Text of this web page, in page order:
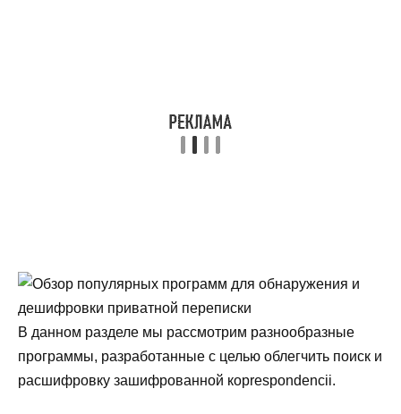
В данном разделе мы рассмотрим разнообразные
программы, разработанные с целью облегчить поиск и
расшифровку зашифрованной корrespondencii.